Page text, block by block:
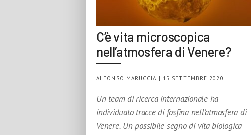
C’è vita microscopica
nell’atmosfera di Venere?
ALFONSO MARUCCIA | 15 SETTEMBRE 2020
Un team di ricerca internazionale ha
individuato tracce di fosfina nell’atmosfera di
Venere. Un possibile segno di vita biologica